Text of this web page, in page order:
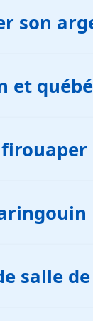
son
et
salle